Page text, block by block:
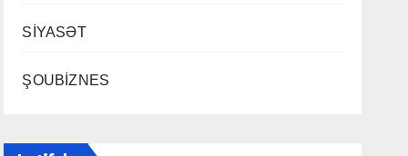
SİYASƏT
ŞOUBİZNES